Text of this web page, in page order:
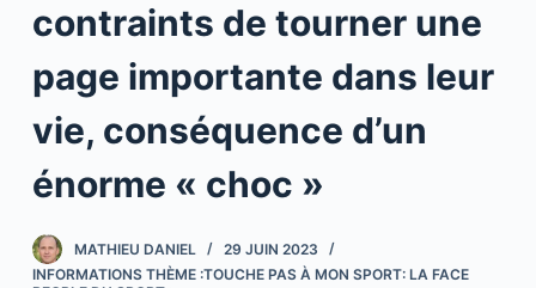
u
n
e
u
contraints de tourner une
page importante dans leur
vie, conséquence d’un
énorme « choc »
MATHIEU DANIEL
29 JUIN 2023
INFORMATIONS THÈME :TOUCHE PAS À MON SPORT: LA FACE